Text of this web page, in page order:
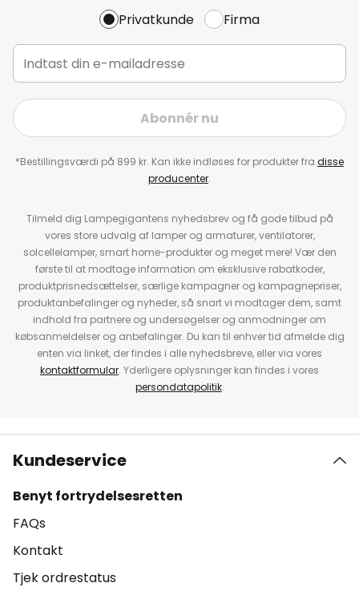
Privatkunde Firma
Abonnér nu
*Bestillingsværdi på 899 kr. Kan ikke indløses for produkter fra disse
producenter.
Tilmeld dig Lampegigantens nyhedsbrev og få gode tilbud på
vores store udvalg af lamper og armaturer, ventilatorer,
solcellelamper, smart home-produkter og meget mere! Vær den
første til at modtage information om eksklusive rabatkoder,
produktprisnedsættelser, særlige kampagner og kampagnepriser,
produktanbefalinger og nyheder, så snart vi modtager dem, samt
indhold fra partnere og undersøgelser og anmodninger om
købsanmeldelser og anbefalinger. Du kan til enhver tid afmelde dig
enten via linket, der findes i alle nyhedsbreve, eller via vores
kontaktformular. Yderligere oplysninger kan findes i vores
persondatapolitik.
Kundeservice
Benyt fortrydelsesretten
FAQs
Kontakt
Tjek ordrestatus